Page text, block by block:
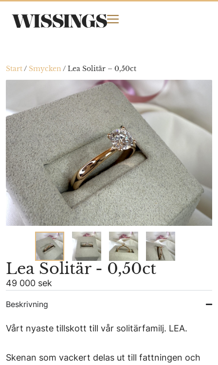
Start/ Smycken / Lea Solitär – 0,50ct
Lea Solitär - 0,50ct
49 000 sek
Beskrivning
Vårt nyaste tillskott till vår solitärfamilj. LEA.
Skenan som vackert delas ut till fattningen och